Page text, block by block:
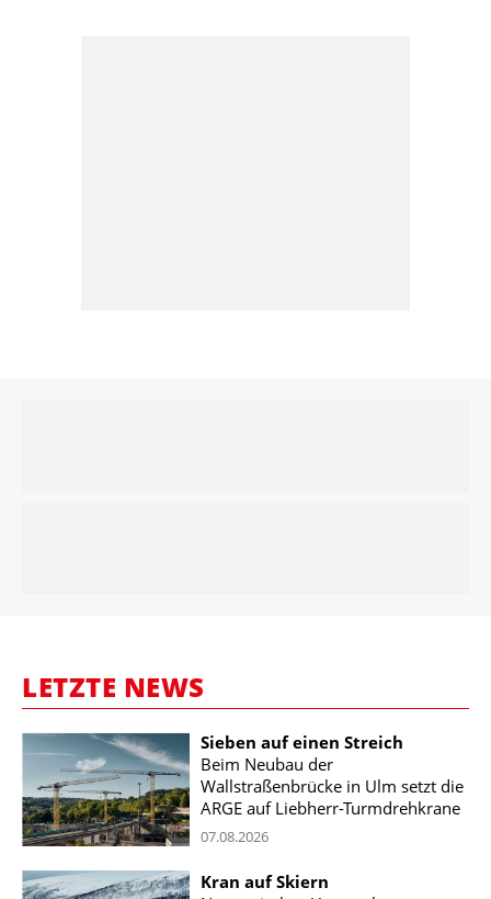
LETZTE NEWS
Sieben auf einen Streich
Beim Neubau der
Wallstraßenbrücke in Ulm setzt die
ARGE auf Liebherr-Turmdrehkrane
07.08.2026
Kran auf Skiern